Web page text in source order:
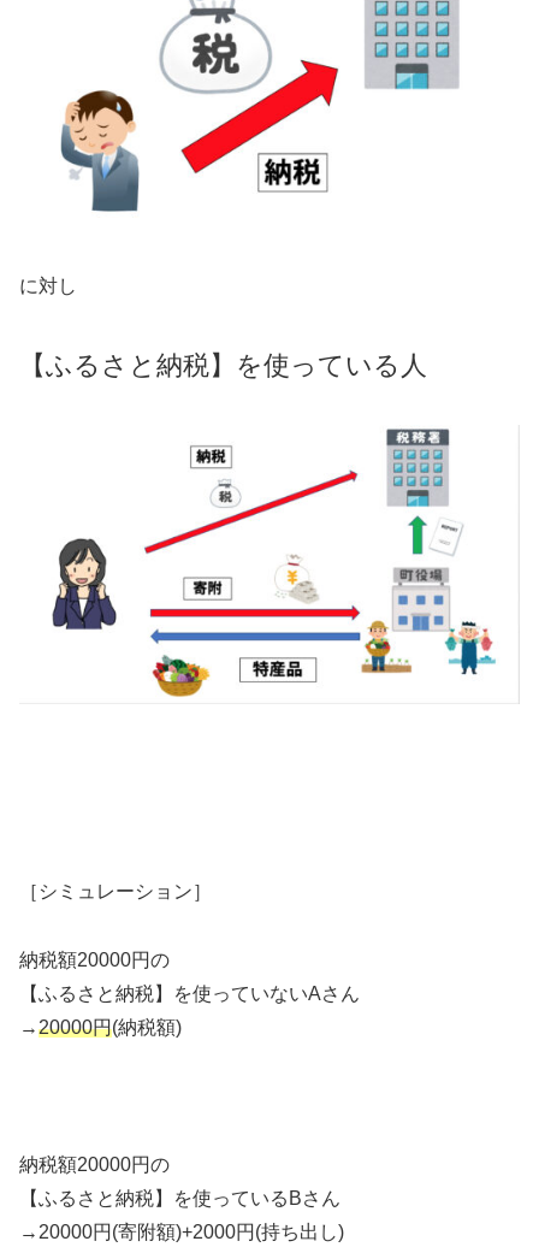
に対し
【ふるさと納税】を使っている人
［シミュレーション］
納税額20000円の
【ふるさと納税】を使っていないAさん
→20000円(納税額)
納税額20000円の
【ふるさと納税】を使っているBさん
→20000円(寄附額)+2000円(持ち出し)